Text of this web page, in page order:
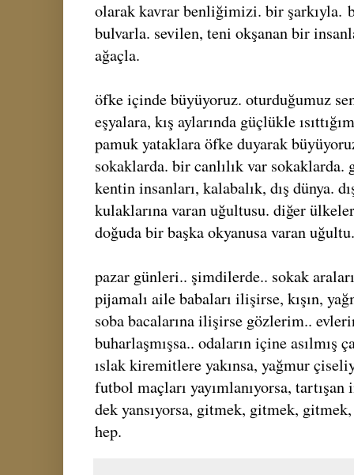
olarak kavrar benliğimizi. bir şarkıyla.
bulvarla. sevilen, teni okşanan bir
ağaçla.
öfke içinde büyüyoruz. oturduğumuz
eşyalara, kış aylarında güçlükle
pamuk yataklara öfke duyarak
sokaklarda. bir canlılık var sokaklarda.
kentin insanları, kalabalık, dış dünya.
kulaklarına varan uğultusu. diğer
doğuda bir başka okyanusa varan
pazar günleri.. şimdilerde.. sokak
pijamalı aile babaları ilişirse, kışın,
soba bacalarına ilişirse gözlerim..
buharlaşmışsa.. odaların içine asılmış
ıslak kiremitlere yakınsa, yağmur
futbol maçları yayımlanıyorsa,
dek yansıyorsa, gitmek, gitmek,
hep.